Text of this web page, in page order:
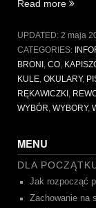
Read more
na
UPDATED: 2 maja
CATEGORIES:
BRONI CO
KULE OKULARY,
RĘKAWICZKI
WYBÓR WYBORY,
MENU
DLA
Jak rozpocząć
Zachowanie na